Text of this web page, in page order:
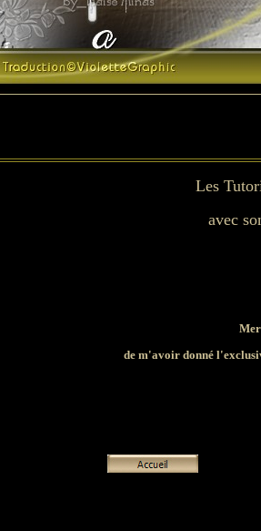
Les
avec
de m'avoir donné